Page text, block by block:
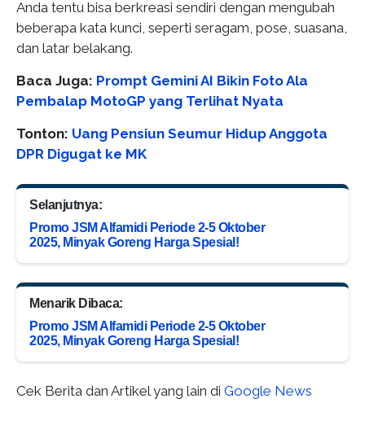
Anda tentu bisa berkreasi sendiri dengan mengubah
beberapa kata kunci, seperti seragam, pose, suasana,
dan latar belakang.
Baca Juga: Prompt Gemini AI Bikin Foto Ala
Pembalap MotoGP yang Terlihat Nyata
Tonton: Uang Pensiun Seumur Hidup Anggota
DPR Digugat ke MK
Selanjutnya:
Promo JSM Alfamidi Periode 2-5 Oktober
2025, Minyak Goreng Harga Spesial!
Menarik Dibaca:
Promo JSM Alfamidi Periode 2-5 Oktober
2025, Minyak Goreng Harga Spesial!
Cek Berita dan Artikel yang lain di Google News